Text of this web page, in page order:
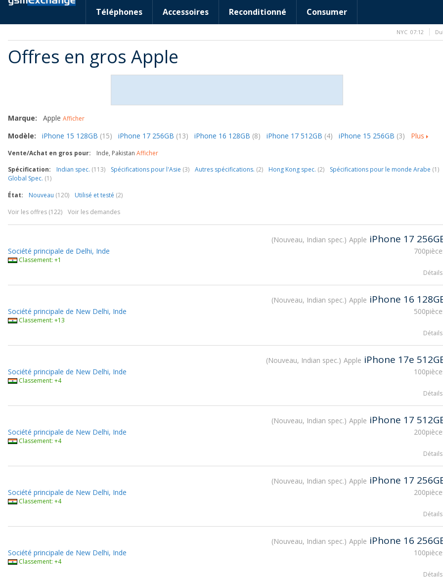
Téléphones Accessoires Reconditionné Consumer
Offres en gros Apple
Marque: Apple Afficher
Modèle: iPhone 15 128GB (15) iPhone 17 256GB (13) iPhone 16 128GB (8) iPhone 17 512GB (4) iPhone 15 256GB (3) Plus
Vente/Achat en gros pour: Inde, Pakistan Afficher
Spécification:
Indian spec. (113) Spécifications pour l'Asie (3) Autres spécifications. (2) Hong Kong spec. (2) Spécifications pour le monde Arabe (1)
Global Spec. (1)
État:
Nouveau (120) Utilisé et testé (2)
Voir les offres (122)
Voir les demandes
Nouveau, Indian spec. Apple iPhone 17
Société principale de Delhi, Inde
Classement: +1
Détails
Nouveau, Indian spec. Apple iPhone 16
Société principale de New Delhi, Inde
Classement: +13
Détails
Nouveau, Indian spec. Apple iPhone 17e
Société principale de New Delhi, Inde
Classement: +4
Détails
Nouveau, Indian spec. Apple iPhone 17
Société principale de New Delhi, Inde
Classement: +4
Détails
Nouveau, Indian spec. Apple iPhone 17
Société principale de New Delhi, Inde
Classement: +4
Détails
Nouveau, Indian spec. Apple iPhone 16
Société principale de New Delhi, Inde
Classement: +4
Détails
NYC 07:12